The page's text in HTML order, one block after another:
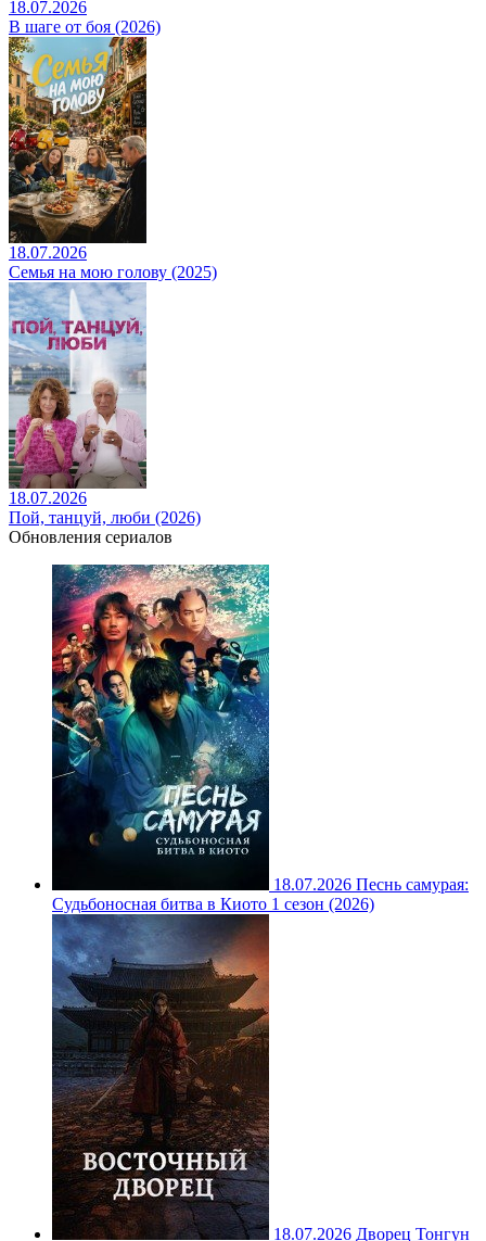
18.07.2026
В шаге от боя (2026)
18.07.2026
Семья на мою голову (2025)
18.07.2026
Пой, танцуй, люби (2026)
Обновления сериалов
18.07.2026 Песнь самурая:
Судьбоносная битва в Киото 1 сезон (2026)
18.07.2026 Дворец Тонгун